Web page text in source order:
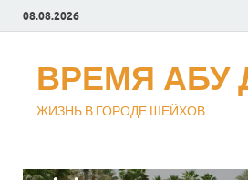
08.08.2026
ВРЕМЯ АБУ
ЖИЗНЬ В ГОРОДЕ ШЕЙХОВ